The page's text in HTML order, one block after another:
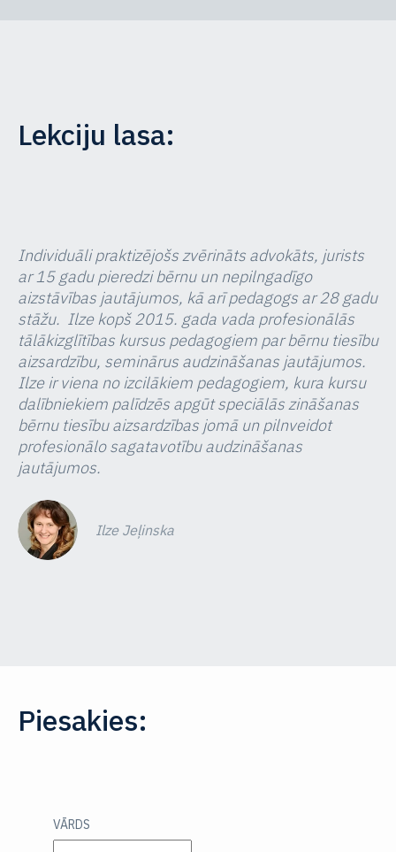
Lekciju lasa:
Individuāli praktizējošs zvērināts advokāts, jurists
ar 15 gadu pieredzi bērnu un nepilngadīgo
aizstāvības jautājumos, kā arī pedagogs ar 28 gadu
stāžu. Ilze kopš 2015. gada vada profesionālās
tālākizglītības kursus pedagogiem par bērnu tiesību
aizsardzību, seminārus audzināšanas jautājumos.
Ilze ir viena no izcilākiem pedagogiem, kura kursu
dalībniekiem palīdzēs apgūt speciālās zināšanas
bērnu tiesību aizsardzības jomā un pilnveidot
profesionālo sagatavotību audzināšanas
jautājumos.
Ilze Jeļinska
Piesakies:
VĀRDS